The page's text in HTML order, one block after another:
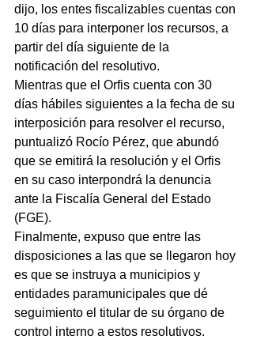
dijo, los entes fiscalizables cuentas con
10 días para interponer los recursos, a
partir del día siguiente de la
notificación del resolutivo.
Mientras que el Orfis cuenta con 30
días hábiles siguientes a la fecha de su
interposición para resolver el recurso,
puntualizó Rocío Pérez, que abundó
que se emitirá la resolución y el Orfis
en su caso interpondrá la denuncia
ante la Fiscalía General del Estado
(FGE).
Finalmente, expuso que entre las
disposiciones a las que se llegaron hoy
es que se instruya a municipios y
entidades paramunicipales que dé
seguimiento el titular de su órgano de
control interno a estos resolutivos.